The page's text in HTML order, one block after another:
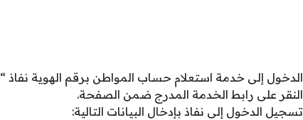
الدخول إلى خدمة استعلام حساب المواطن برقم الهوية نفاذ “
النقر على رابط الخدمة المدرج ضمن الصفحة.
تسجيل الدخول إلى نفاذ بإدخال البيانات التالية: